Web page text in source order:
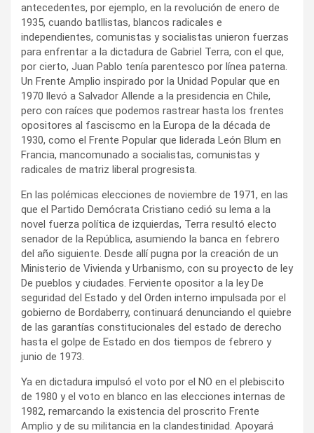
antecedentes, por ejemplo, en la revolución de enero de
1935, cuando batllistas, blancos radicales e
independientes, comunistas y socialistas unieron fuerzas
para enfrentar a la dictadura de Gabriel Terra, con el que,
por cierto, Juan Pablo tenía parentesco por línea paterna.
Un Frente Amplio inspirado por la Unidad Popular que en
1970 llevó a Salvador Allende a la presidencia en Chile,
pero con raíces que podemos rastrear hasta los frentes
opositores al fasciscmo en la Europa de la década de
1930, como el Frente Popular que liderada León Blum en
Francia, mancomunado a socialistas, comunistas y
radicales de matriz liberal progresista.
En las polémicas elecciones de noviembre de 1971, en las
que el Partido Demócrata Cristiano cedió su lema a la
novel fuerza política de izquierdas, Terra resultó electo
senador de la República, asumiendo la banca en febrero
del año siguiente. Desde allí pugna por la creación de un
Ministerio de Vivienda y Urbanismo, con su proyecto de ley
De pueblos y ciudades. Ferviente opositor a la ley De
seguridad del Estado y del Orden interno impulsada por el
gobierno de Bordaberry, continuará denunciando el quiebre
de las garantías constitucionales del estado de derecho
hasta el golpe de Estado en dos tiempos de febrero y
junio de 1973.
Ya en dictadura impulsó el voto por el NO en el plebiscito
de 1980 y el voto en blanco en las elecciones internas de
1982, remarcando la existencia del proscrito Frente
Amplio y de su militancia en la clandestinidad. Apoyará